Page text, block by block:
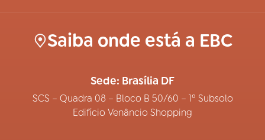
Saiba onde está a EBC
Sede: Brasília DF
SCS – Quadra 08 – Bloco B 50/60 – 1º Subsolo
Edifício Venâncio Shopping